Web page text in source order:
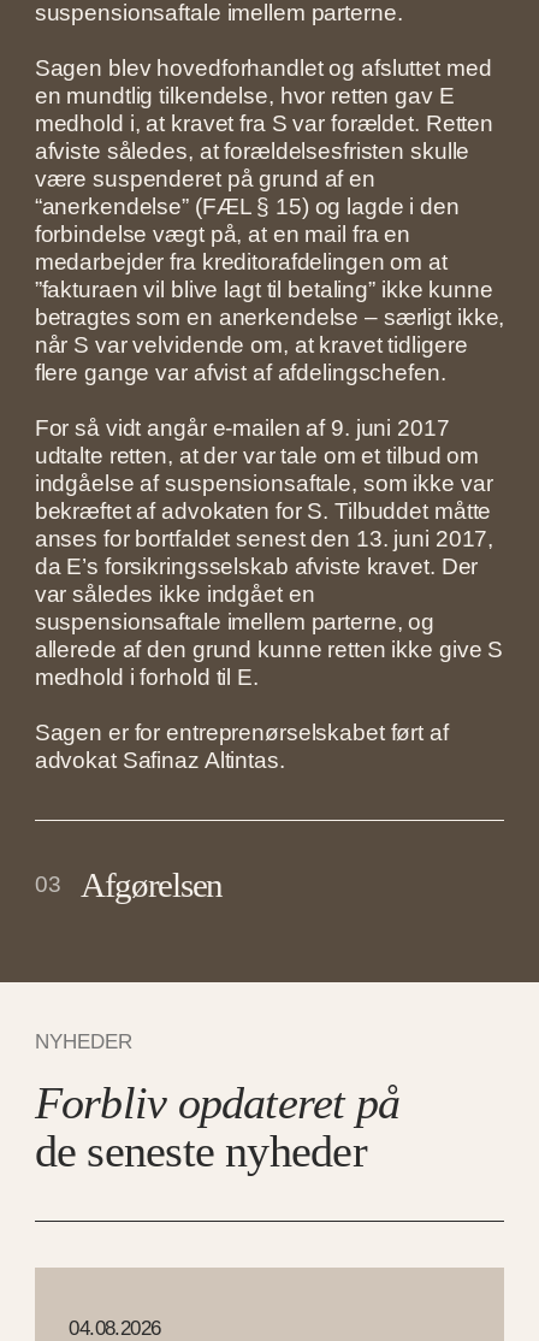
suspensionsaftale imellem parterne.
Sagen blev hovedforhandlet og afsluttet med
en mundtlig tilkendelse, hvor retten gav E
medhold i, at kravet fra S var forældet. Retten
afviste således, at forældelsesfristen skulle
være suspenderet på grund af en
“anerkendelse” (FÆL § 15) og lagde i den
forbindelse vægt på, at en mail fra en
medarbejder fra kreditorafdelingen om at
”fakturaen vil blive lagt til betaling” ikke kunne
betragtes som en anerkendelse – særligt ikke,
når S var velvidende om, at kravet tidligere
flere gange var afvist af afdelingschefen.
For så vidt angår e-mailen af 9. juni 2017
udtalte retten, at der var tale om et tilbud om
indgåelse af suspensionsaftale, som ikke var
bekræftet af advokaten for S. Tilbuddet måtte
anses for bortfaldet senest den 13. juni 2017,
da E’s forsikringsselskab afviste kravet. Der
var således ikke indgået en
suspensionsaftale imellem parterne, og
allerede af den grund kunne retten ikke give S
medhold i forhold til E.
Sagen er for entreprenørselskabet ført af
advokat Safinaz Altintas.
03 Afgørelsen
NYHEDER
Forbliv opdateret på
de seneste nyheder
04.08.2026